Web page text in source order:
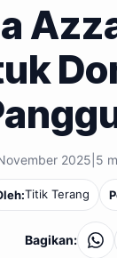
2025 5
Titik Terang
Bagikan: